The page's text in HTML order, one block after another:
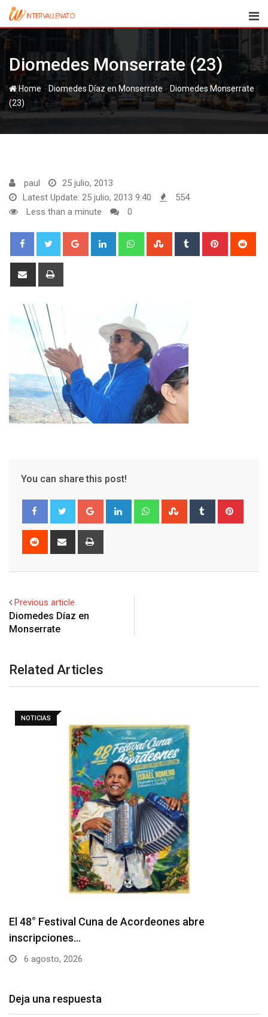
Skip
content
Diomedes Monserrate (23)
Home - Diomedes Díaz en Monserrate - Diomedes Monserrate
(23)
paul
25 julio, 2013
Latest Update: 25 julio, 2013 9:40
554
Less than a minute
0
Google+ LinkedIn WhatsappStumbleUpon
Tumblr Pinterest
Share
You can share this post!
Google+ LinkedIn WhatsappStumbleUpon
Tumblr
Reddit
Share
Previous article
Diomedes Díaz en
Monserrate
Related Articles
NOTICIAS
Barranquilla realizará el concierto ‘Capital de la
Patria…
6 agosto, 2026
Deja una respuesta